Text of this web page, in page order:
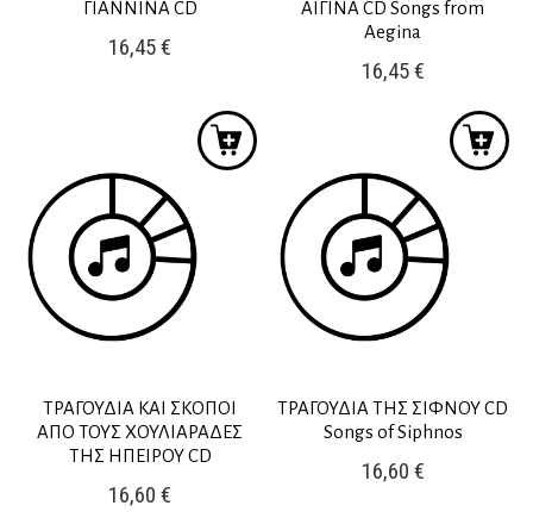
ΓΙΑΝΝΙΝΑ CD
16,45€
ΑΙΓΙΝΑ CD Songs from
Aegina
16,45€
ΤΡΑΓΟΥΔΙΑ ΚΑΙ ΣΚΟΠΟΙ
ΑΠΟ ΤΟΥΣ ΧΟΥΛΙΑΡΑΔΕΣ
ΤΗΣ ΗΠΕΙΡΟΥ CD
16,60€
ΤΡΑΓΟΥΔΙΑ ΤΗΣ ΣΙΦΝΟΥ CD
Songs of Siphnos
16,60 €